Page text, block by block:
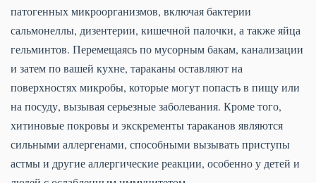
патогенных микроорганизмов, включая бактерии
сальмонеллы, дизентерии, кишечной палочки, а также яйца
гельминтов. Перемещаясь по мусорным бакам, канализации
и затем по вашей кухне, тараканы оставляют на
поверхностях микробы, которые могут попасть в пищу или
на посуду, вызывая серьезные заболевания. Кроме того,
хитиновые покровы и экскременты тараканов являются
сильными аллергенами, способными вызывать приступы
астмы и другие аллергические реакции, особенно у детей и